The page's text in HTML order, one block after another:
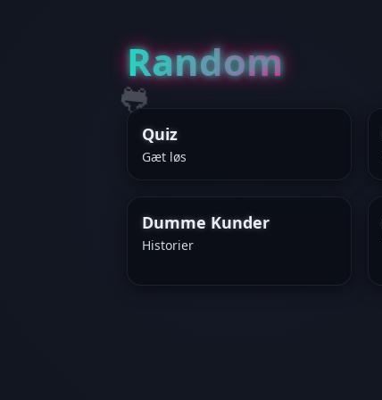
🐸
Random
Quiz
Gæt løs
Dumme Kunder
Historier